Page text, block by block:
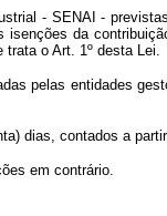
- SENAI -
isenções da
trata o Art. 1º desta Lei.
pelas entidades
dias, contados a
em contrário.